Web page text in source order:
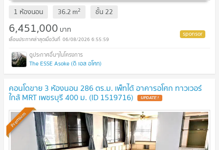
1 ห้องนอน 36.2 m2 ชั้น 22
6,451,000 บาท
06/08/2026 6:55:59
The ESSE Asoke (ดิ เอส อโศก)
คอนโดขาย 3 ห้องนอน 286 ตร.ม. เพ็ทได้ อาคารอโศก ทาวเวอร์
ใกล้ MRT เพชรบุรี 400 ม. (ID 1519716)
Premium